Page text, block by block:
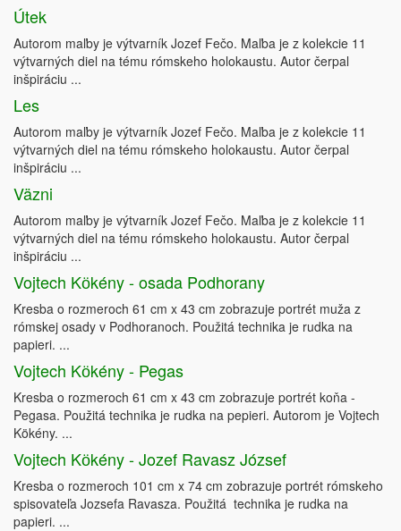
Útek
Autorom maľby je výtvarník Jozef Fečo. Maľba je z kolekcie 11
výtvarných diel na tému rómskeho holokaustu. Autor čerpal
inšpiráciu ...
Les
Autorom maľby je výtvarník Jozef Fečo. Maľba je z kolekcie 11
výtvarných diel na tému rómskeho holokaustu. Autor čerpal
inšpiráciu ...
Väzni
Autorom maľby je výtvarník Jozef Fečo. Maľba je z kolekcie 11
výtvarných diel na tému rómskeho holokaustu. Autor čerpal
inšpiráciu ...
Vojtech Kӧkény - osada Podhorany
Kresba o rozmeroch 61 cm x 43 cm zobrazuje portrét muža z
rómskej osady v Podhoranoch. Použitá technika je rudka na
papieri. ...
Vojtech Kӧkény - Pegas
Kresba o rozmeroch 61 cm x 43 cm zobrazuje portrét koňa -
Pegasa. Použitá technika je rudka na pepieri. Autorom je Vojtech
Kökény. ...
Vojtech Kӧkény - Jozef Ravasz József
Kresba o rozmeroch 101 cm x 74 cm zobrazuje portrét rómskeho
spisovateľa Jozsefa Ravasza. Použitá technika je rudka na
papieri. ...